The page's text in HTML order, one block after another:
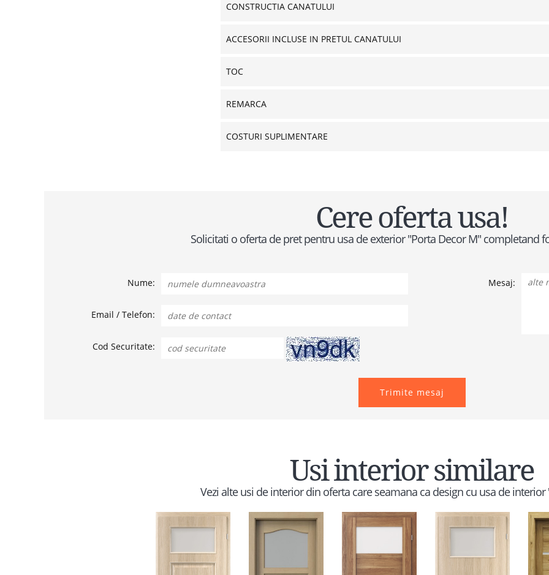
CONSTRUCTIA CANATULUI
ACCESORII INCLUSE IN PRETUL CANATULUI
TOC
REMARCA
COSTURI SUPLIMENTARE
Cere oferta usa!
Solicitati o oferta de pret pentru usa de exterior "Porta Decor M" completand
Nume:
Email / Telefon:
Cod Securitate:
Mesaj:
Trimite mesaj
Usi interior similare
Vezi alte usi de interior din oferta care seamana ca design cu usa de interior